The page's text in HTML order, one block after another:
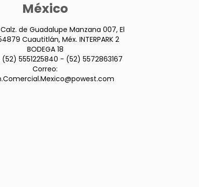
México
de Guadalupe Manzana 007, El
Cuautitlán, Méx. INTERPARK 2
BODEGA 18
5551225840 - (52) 5572863167
Correo: